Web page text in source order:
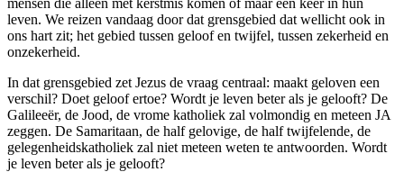
leven. We reizen vandaag door dat grensgebied dat wellicht ook in
ons hart zit; het gebied tussen geloof en twijfel, tussen zekerheid en
onzekerheid.
In dat grensgebied zet Jezus de vraag centraal: maakt geloven een
verschil? Doet geloof ertoe? Wordt je leven beter als je gelooft? De
Galileeër, de Jood, de vrome katholiek zal volmondig en meteen JA
zeggen. De Samaritaan, de half gelovige, de half twijfelende, de
gelegenheidskatholiek zal niet meteen weten te antwoorden. Wordt
je leven beter als je gelooft?